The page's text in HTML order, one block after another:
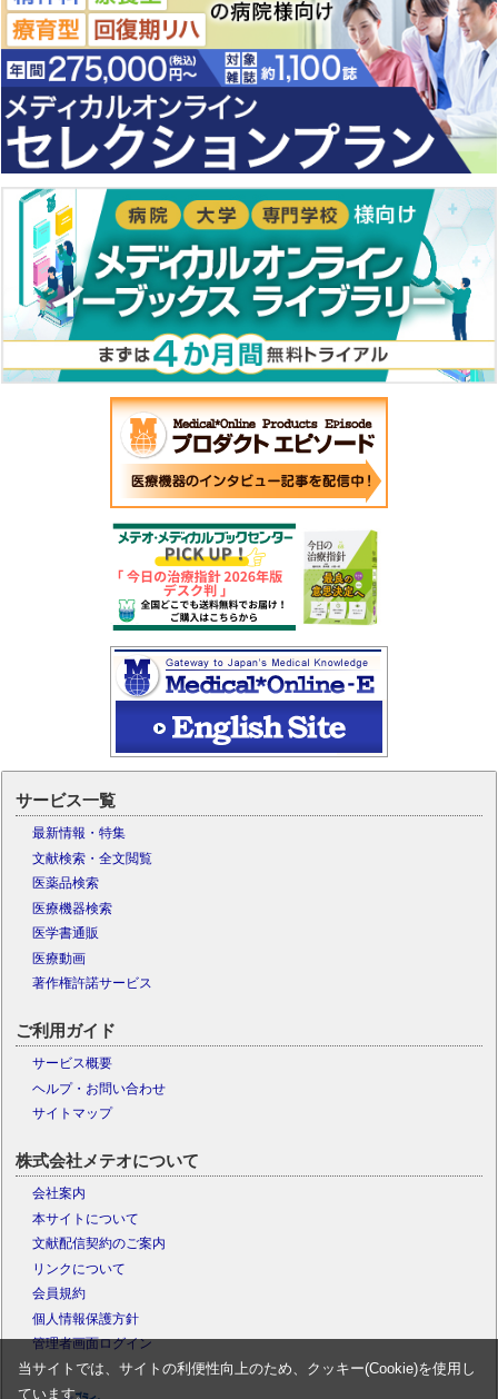
サービス一覧
最新情報・特集
文献検索・全文閲覧
医薬品検索
医療機器検索
医学書通販
医療動画
著作権許諾サービス
ご利用ガイド
サービス概要
ヘルプ・お問い合わせ
サイトマップ
株式会社メテオについて
会社案内
本サイトについて
文献配信契約のご案内
リンクについて
会員規約
個人情報保護方針
管理者画面ログイン
当サイトでは、サイトの利便性向上のため、クッキー(Cookie)を使用し
ています。